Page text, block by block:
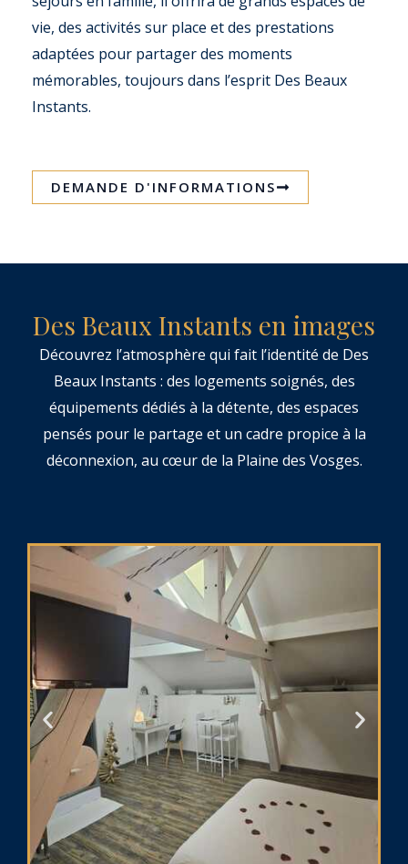
vie, des activités sur place et des prestations
adaptées pour partager des moments
mémorables, toujours dans l’esprit Des Beaux
Instants.
DEMANDE D'INFORMATIONS
Des Beaux Instants en images
Découvrez l’atmosphère qui fait l’identité de Des
Beaux Instants : des logements soignés, des
équipements dédiés à la détente, des espaces
pensés pour le partage et un cadre propice à la
déconnexion, au cœur de la Plaine des Vosges.